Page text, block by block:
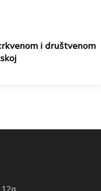
i društvenom
12a